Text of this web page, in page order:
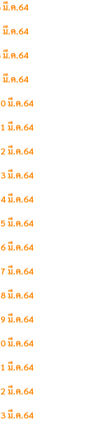
มี.ค.64
มี.ค.64
มี.ค.64
มี.ค.64
มี.ค.64
มี.ค.64
มี.ค.64
มี.ค.64
มี.ค.64
มี.ค.64
มี.ค.64
มี.ค.64
มี.ค.64
มี.ค.64
มี.ค.64
มี.ค.64
มี.ค.64
มี.ค.64